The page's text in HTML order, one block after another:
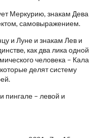
Меркурию, знакам Дева
самовыражением.
и Луне и знакам Лев и
как два лика одной
человека – Кала
делят систему
пингале – левой и